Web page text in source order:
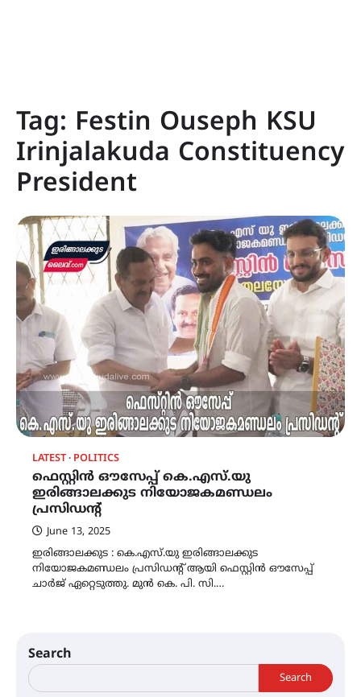
Tag: Festin Ouseph KSU
Irinjalakuda Constituency
President
LATEST POLITICS
ഫെസ്റ്റിൻ ഔസേപ്പ് കെ.എസ്‍.യു
ഇരിങ്ങാലക്കുട നിയോജകമണ്ഡലം
പ്രസിഡന്റ്‌
June 13, 2025
ഇരിങ്ങാലക്കുട : കെ.എസ്‍.യു ഇരിങ്ങാലക്കുട
നിയോജകമണ്ഡലം പ്രസിഡന്റ്‌ ആയി ഫെസ്റ്റിൻ ഔസേപ്പ്
ചാർജ് ഏറ്റെടുത്തു. മുൻ കെ. പി. സി.…
Search
Search